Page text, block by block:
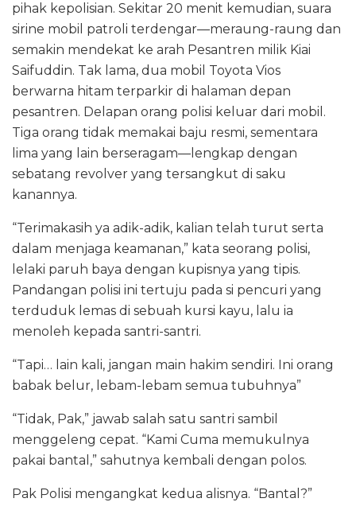
pihak kepolisian. Sekitar 20 menit kemudian, suara
sirine mobil patroli terdengar—meraung-raung dan
semakin mendekat ke arah Pesantren milik Kiai
Saifuddin. Tak lama, dua mobil Toyota Vios
berwarna hitam terparkir di halaman depan
pesantren. Delapan orang polisi keluar dari mobil.
Tiga orang tidak memakai baju resmi, sementara
lima yang lain berseragam—lengkap dengan
sebatang revolver yang tersangkut di saku
kanannya.
“Terimakasih ya adik-adik, kalian telah turut serta
dalam menjaga keamanan,” kata seorang polisi,
lelaki paruh baya dengan kupisnya yang tipis.
Pandangan polisi ini tertuju pada si pencuri yang
terduduk lemas di sebuah kursi kayu, lalu ia
menoleh kepada santri-santri.
“Tapi… lain kali, jangan main hakim sendiri. Ini orang
babak belur, lebam-lebam semua tubuhnya”
“Tidak, Pak,” jawab salah satu santri sambil
menggeleng cepat. “Kami Cuma memukulnya
pakai bantal,” sahutnya kembali dengan polos.
Pak Polisi mengangkat kedua alisnya. “Bantal?”